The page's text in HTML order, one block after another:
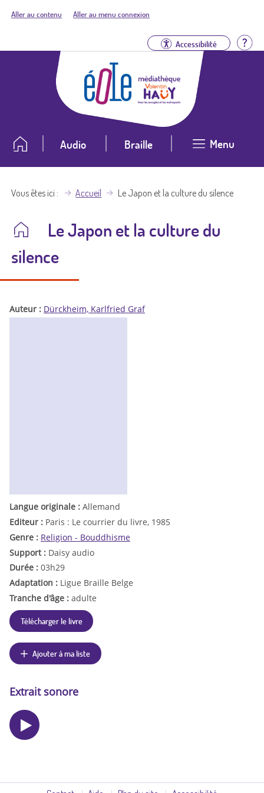
Aller au contenu Aller au menu connexion
Accessibilité
Audio Braille Menu
Vous êtes ici Accueil Le Japon et la culture du silence
Le Japon et la culture du
silence
Auteur : Dürckheim, Karlfried Graf
Langue originale : Allemand
Editeur : Paris : Le courrier du livre, 1985
Genre : Religion - Bouddhisme
Support : Daisy audio
Durée : 03h29
Adaptation : Ligue Braille Belge
Tranche d'âge : adulte
Télécharger le livre
Ajouter à ma liste
Extrait sonore